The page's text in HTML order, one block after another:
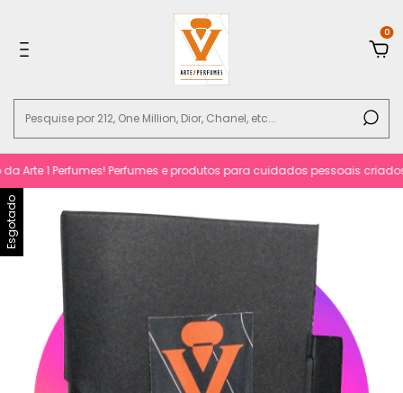
0
Perfumes! Perfumes e produtos para cuidados pessoais criados
Esgotado